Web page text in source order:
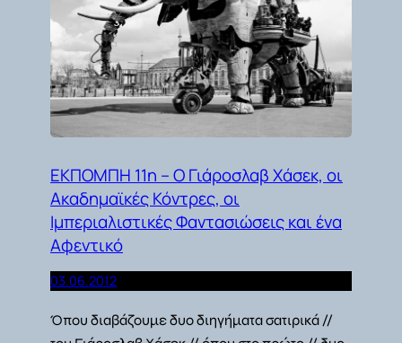
ΕΚΠΟΜΠΗ 11η – Ο Γιάροσλαβ Χάσεκ, οι
Ακαδημαϊκές Κόντρες, οι
Ιμπεριαλιστικές Φαντασιώσεις και ένα
Αφεντικό
03.06.2012
Όπου διαβάζουμε δυο διηγήματα σατιρικά //